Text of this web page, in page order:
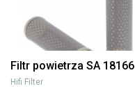
Filtr powietrza SA 18166
Hifi Filter